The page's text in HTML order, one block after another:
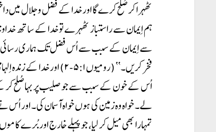
ٹھہرا کر صُلح کرے گا اور خدا کے فضل و جلال میں
ہم اِیمان سے راستباز ٹھہرے تو خدا کے ساتھ
سے اِیمان کے سبب سے اُس فضل تک ہماری رسائی
فخر کریں۔‘‘ (رومیوں ۵:۱-۲)
اُس کے خون کے سبب سے جو صلیب پر بہا صُلح کر
لے۔ خواہ وہ زمین کی ہوں خواہ آسمان کی۔
تمہارا بھی میل کر لیا، جو پہلے خارج اور بُرے